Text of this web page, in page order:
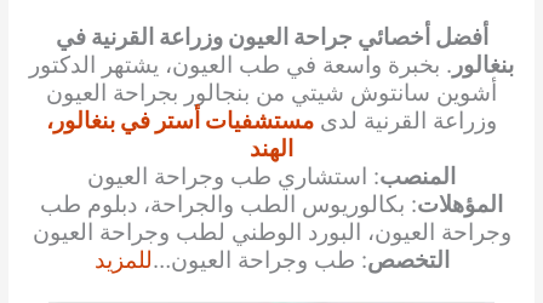
أفضل أخصائي جراحة العيون وزراعة القرنية في
بنغالور . بخبرة واسعة في طب العيون، يشتهر الدكتور
أشوين سانتوش شيتي من بنجالور بجراحة العيون
وزراعة القرنية لدى مستشفيات أستر في بنغالور،
الهند
المنصب: استشاري طب وجراحة العيون
المؤهلات: بكالوريوس الطب والجراحة، دبلوم طب
وجراحة العيون، البورد الوطني لطب وجراحة العيون
التخصص: طب وجراحة العيون…للمزيد